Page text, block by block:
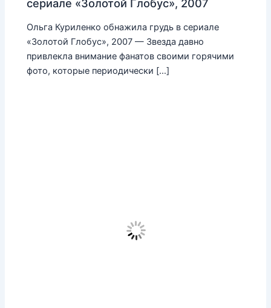
сериале «Золотой Глобус», 2007
Ольга Куриленко обнажила грудь в сериале
«Золотой Глобус», 2007 — Звезда давно
привлекла внимание фанатов своими горячими
фото, которые периодически […]